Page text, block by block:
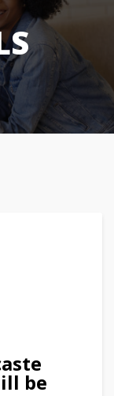
be